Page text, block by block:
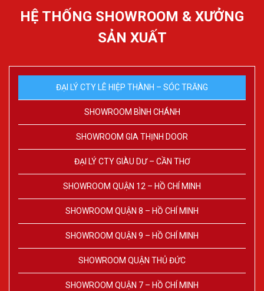
HỆ THỐNG SHOWROOM & XƯỞNG
SẢN XUẤT
ĐẠI LÝ CTY LÊ HIỆP THÀNH – SÓC TRĂNG
SHOWROOM BÌNH CHÁNH
SHOWROOM GIA THỊNH DOOR
ĐẠI LÝ CTY GIÀU DƯ – CẦN THƠ
SHOWROOM QUẬN 12 – HỒ CHÍ MINH
SHOWROOM QUẬN 8 – HỒ CHÍ MINH
SHOWROOM QUẬN 9 – HỒ CHÍ MINH
SHOWROOM QUẬN THỦ ĐỨC
SHOWROOM QUẬN 7 – HỒ CHÍ MINH